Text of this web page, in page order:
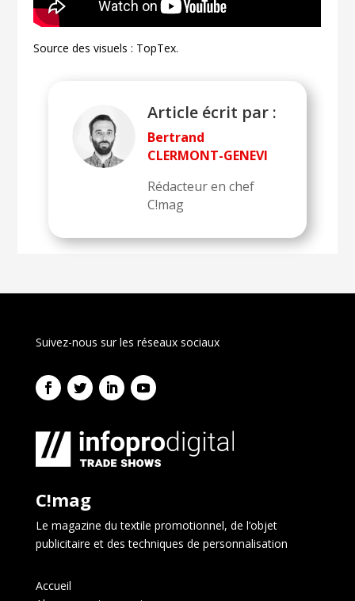
Source des visuels : TopTex.
Article écrit par :
Bertrand
CLERMONT-GENEVI
Rédacteur en chef
C!mag
Suivez-nous sur les réseaux sociaux
C!mag
Le magazine du textile promotionnel, de l’objet
publicitaire et des techniques de personnalisation
Accueil